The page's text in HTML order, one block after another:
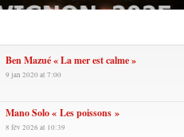
Ben Mazué « La mer est calme »
9 jan 2020 at 7:00
Mano Solo « Les poissons »
8 fév 2026 at 10:39